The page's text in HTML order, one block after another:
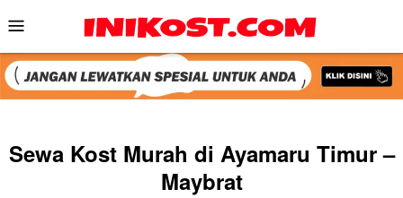
to
content
Mobile
Menu
Sewa Kost Murah di Ayamaru Timur –
Maybrat